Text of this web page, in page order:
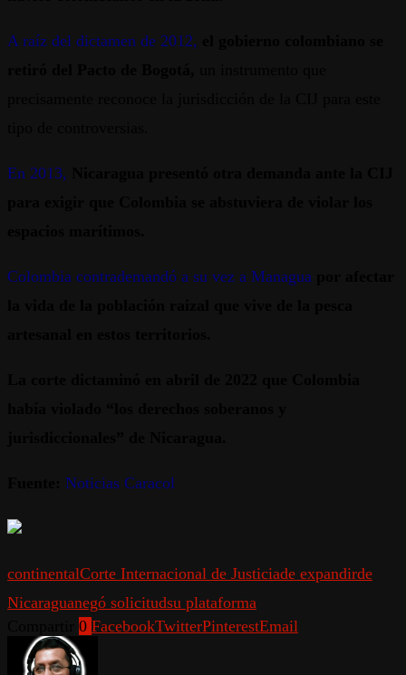
A raíz del dictamen de 2012,
En 2013,
Colombia contrademandó a su vez a Managua
Noticias Caracol
continentalCorte Internacional de Justiciade expandirde
Nicaraguanegó solicitudsu plataforma
0 FacebookTwitterPinterestEmail